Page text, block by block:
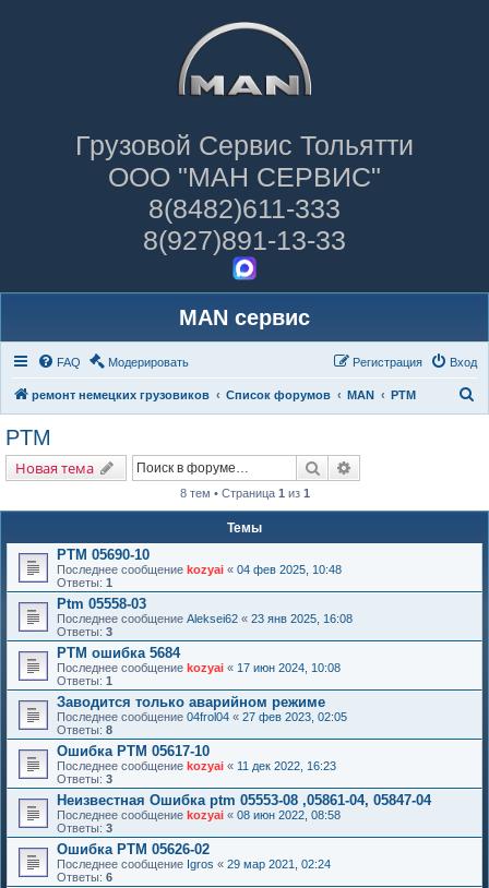
Грузовой Сервис Тольятти
ООО "МАН СЕРВИС"
8(8482)611-333
8(927)891-13-33
MAN сервис
FAQ Модерировать Вход
Регистрация
ремонт немецких грузовиков Список форумов MAN PTM
PTM
Новая тема Поиск
8 тем • Страница 1 из 1
Темы
PTM 05690-10
Последнее сообщение kozyai « 04 фев 2025, 10:48
Ответы: 1
Ptm 05558-03
Последнее сообщение Aleksei62 « 23 янв 2025, 16:08
Ответы: 3
РТМ ошибка 5684
Последнее сообщение kozyai « 17 июн 2024, 10:08
Ответы: 1
Заводится только аварийном режиме
Последнее сообщение 04frol04 « 27 фев 2023, 02:05
Ответы: 8
Ошибка PTM 05617-10
Последнее сообщение kozyai « 11 дек 2022, 16:23
Ответы: 3
Неизвестная Ошибка ptm 05553-08 ,05861-04, 05847-04
Последнее сообщение kozyai « 08 июн 2022, 08:58
Ответы: 3
Ошибка PTM 05626-02
Последнее сообщение Igros « 29 мар 2021, 02:24
Ответы: 6